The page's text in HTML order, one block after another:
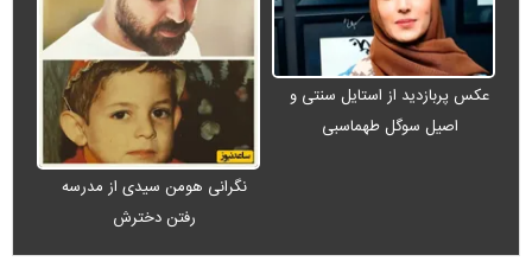
عکس پربازدید از استایل سنتی و
اصیل سوگل طهماسبی
نگرانی هومن سیدی از مدرسه
رفتن دخترش